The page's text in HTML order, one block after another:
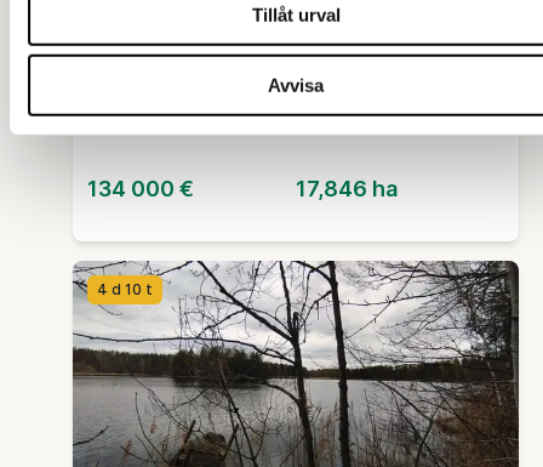
Tillåt urval
Avvisa
Maa- ja metsätila Leppäaho I
560-425-28-1
134 000 € 17,846 ha
4 d 10 t